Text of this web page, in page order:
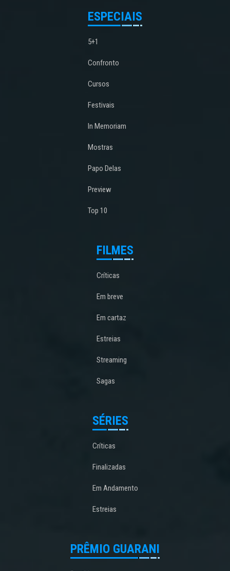
ESPECIAIS
5+1
Confronto
Cursos
Festivais
In Memoriam
Mostras
Papo Delas
Preview
Top 10
FILMES
Críticas
Em breve
Em cartaz
Estreias
Streaming
Sagas
SÉRIES
Críticas
Finalizadas
Em Andamento
Estreias
PRÊMIO GUARANI